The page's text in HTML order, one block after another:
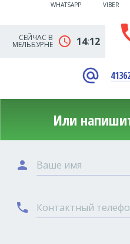
WHATSAPP VIBER
СЕЙЧАС В
МЕЛЬБУРНЕ schedule 14:12
alternate_email
Или
person Ваше имя
phone Контактный